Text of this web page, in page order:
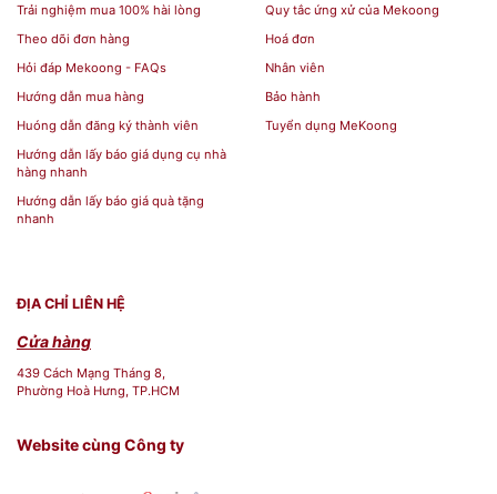
Mua Đồ Dùng Nhà Hàng Quà
Tặng tại Siêu Thị Mekoong
Bạn đang tìm kiếm các sản phẩmấm chén Minh
Longchính hãng để làm
muốn trang bị thêm những món
cao cấp, tinh tế?
chăm sóc
cạnh tranh nhất thị trường.
Hãy liên hệ ngay với Siêu Thị Mekoong để được
tư vấn và sở hữu ngay bộ trà 0.47 L Anna Trắng
Trải nghiệm mua 100% hài lòng
Theo dõi đơn hàng
Hỏi đáp Mekoong - FAQs
Hướng dẫn mua hàng
Huóng dẫn đăng ký thành viên
Hướng dẫn lấy báo giá dụng cụ nhà
hàng nhanh
Hướng dẫn lấy báo giá quà tặng
nhanh
Quy tắc ứng xử của Mekoong
Hoá đơn
Nhân viên
Bảo hành
Tuyển dụng MeKoong
ĐỊA CHỈ LIÊN HỆ
Cửa hàng
439 Cách Mạng Tháng 8,
Phường Hoà Hưng, TP.HCM
Website cùng Công ty